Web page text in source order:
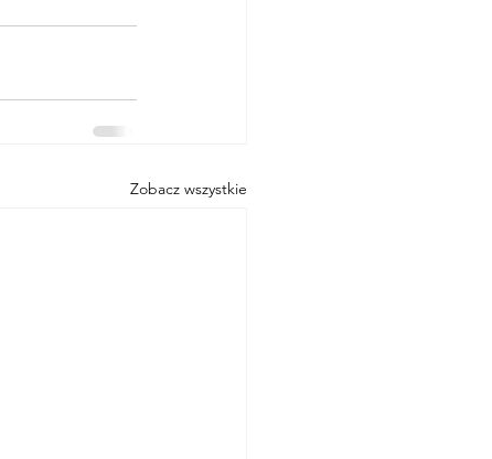
Zobacz wszystkie